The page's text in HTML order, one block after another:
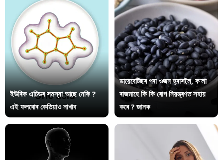
ইউৰিক এচিডৰ সমস্যা আছে নেকি ?
এই ফলবোৰ কেতিয়াও নাখাব
ডায়েবেটিছৰ পৰা ওজন হ্ৰাসলৈ, ক’লা
ৰাজমাহে কি কি ৰোগ নিয়ন্ত্ৰণত সহায়
কৰে ? জানক